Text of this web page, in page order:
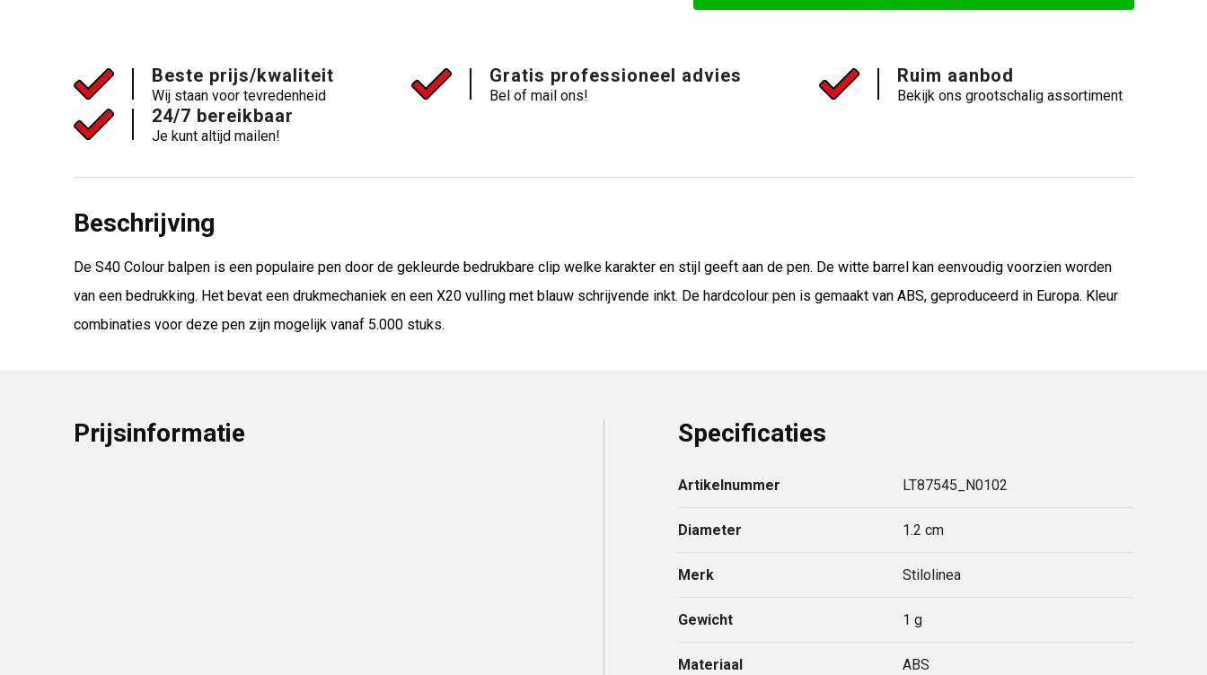
Beste prijs/kwaliteit
Wij staan voor tevredenheid
Gratis professioneel advies
Bel of mail ons!
Ruim aanbod
Bekijk ons grootschalig assortiment
24/7 bereikbaar
Je kunt altijd mailen!
Beschrijving
De S40 Colour balpen is een populaire pen door de gekleurde bedrukbare clip welke karakter en stijl geeft aan de pen. De witte barrel kan eenvoudig voorzien worden
van een bedrukking. Het bevat een drukmechaniek en een X20 vulling met blauw schrijvende inkt. De hardcolour pen is gemaakt van ABS, geproduceerd in Europa. Kleur
combinaties voor deze pen zijn mogelijk vanaf 5.000 stuks.
Prijsinformatie Specificaties
Artikelnummer LT87545_N0102
Diameter 1.2 cm
Merk Stilolinea
Gewicht 1 g
Materiaal ABS